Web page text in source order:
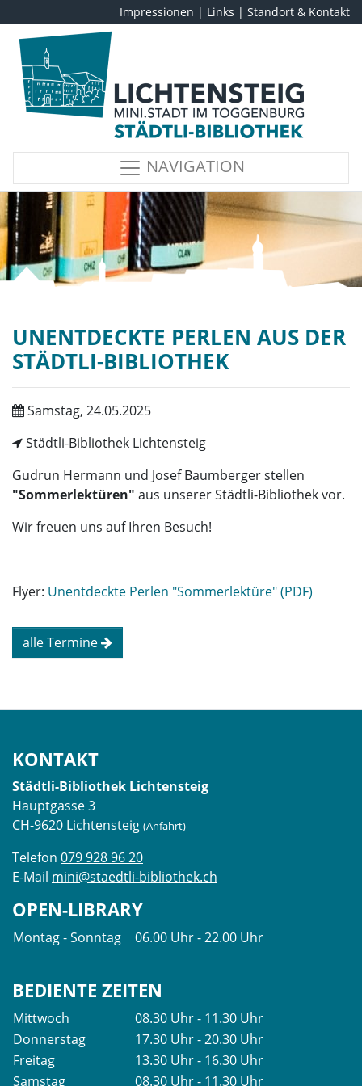
Impressionen | Links | Standort & Kontakt
NAVIGATION
UNENTDECKTE PERLEN AUS DER
STÄDTLI-BIBLIOTHEK
Samstag, 24.05.2025
Städtli-Bibliothek Lichtensteig
Gudrun Hermann und Josef Baumberger stellen
"Sommerlektüren" aus unserer Städtli-Bibliothek vor.
Wir freuen uns auf Ihren Besuch!
Flyer: Unentdeckte Perlen "Sommerlektüre" (PDF)
alle Termine
KONTAKT
Städtli-Bibliothek Lichtensteig
Hauptgasse 3
CH-9620 Lichtensteig (Anfahrt)
Telefon 079 928 96 20
E-Mail mini@staedtli-bibliothek.ch
OPEN-LIBRARY
Montag - Sonntag 06.00 Uhr - 22.00 Uhr
BEDIENTE ZEITEN
Mittwoch
08.30 Uhr - 11.30 Uhr
Donnerstag
17.30 Uhr - 20.30 Uhr
Freitag
13.30 Uhr - 16.30 Uhr
Samstag
08.30 Uhr - 11.30 Uhr